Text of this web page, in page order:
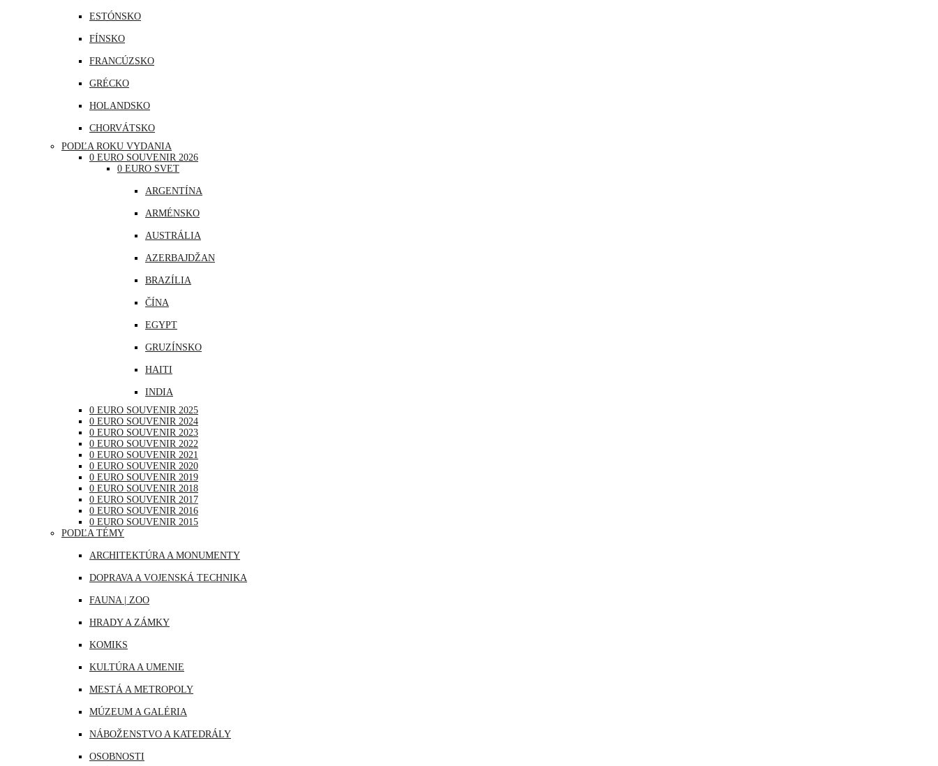
ESTÓNSKO
FÍNSKO
FRANCÚZSKO
GRÉCKO
HOLANDSKO
CHORVÁTSKO
ÍRSKO
ISLAND
LOTYŠSKO
LUXEMBURSKO
MAĎARSKO
NEMECKO
PORTUGALSKO
RAKÚSKO
RUMUNSKO
RUSKO
SAN MARÍNO
SLOVINSKO
ŠPANIELSKO
ŠVAJČIARSKO
ŠVÉDSKO
TALIANSKO
VATIKÁN
PODĽA ROKU VYDANIA
0 EURO SOUVENIR 2026
0 EURO SVET
ARGENTÍNA
ARMÉNSKO
AUSTRÁLIA
AZERBAJDŽAN
BRAZÍLIA
ČÍNA
EGYPT
GRUZÍNSKO
HAITI
INDIA
INDONÉZIA
IRAK
JAPONSKO
KANADA
KATAR
KUBA
LIBANON
SAUDSKÁ ARÁBIA
0 EURO SOUVENIR 2025
0 EURO SOUVENIR 2024
0 EURO SOUVENIR 2023
0 EURO SOUVENIR 2022
0 EURO SOUVENIR 2021
0 EURO SOUVENIR 2020
0 EURO SOUVENIR 2019
0 EURO SOUVENIR 2018
0 EURO SOUVENIR 2017
0 EURO SOUVENIR 2016
0 EURO SOUVENIR 2015
PODĽA TÉMY
ARCHITEKTÚRA A MONUMENTY
DOPRAVA A VOJENSKÁ TECHNIKA
FAUNA | ZOO
HRADY A ZÁMKY
KOMIKS
KULTÚRA A UMENIE
MESTÁ A METROPOLY
MÚZEUM A GALÉRIA
NÁBOŽENSTVO A KATEDRÁLY
OSOBNOSTI